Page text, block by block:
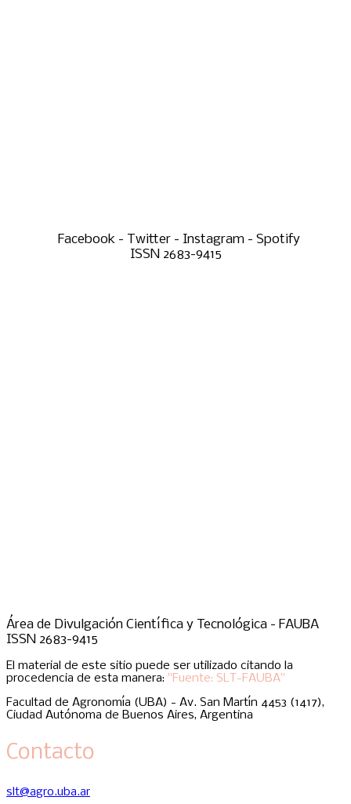
Facebook - Twitter - Instagram - Spotify
ISSN 2683-9415
Área de Divulgación Científica y Tecnológica - FAUBA
ISSN 2683-9415
El material de este sitio puede ser utilizado citando la
procedencia de esta manera: "Fuente: SLT-FAUBA"
Facultad de Agronomía (UBA) - Av. San Martín 4453 (1417),
Ciudad Autónoma de Buenos Aires, Argentina
Contacto
slt@agro.uba.ar